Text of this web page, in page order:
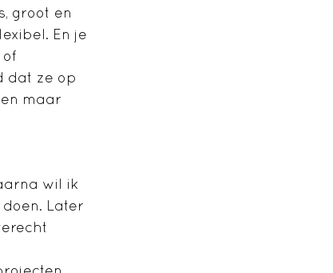
groot en
En je
dat ze op
maar
wil ik
Later